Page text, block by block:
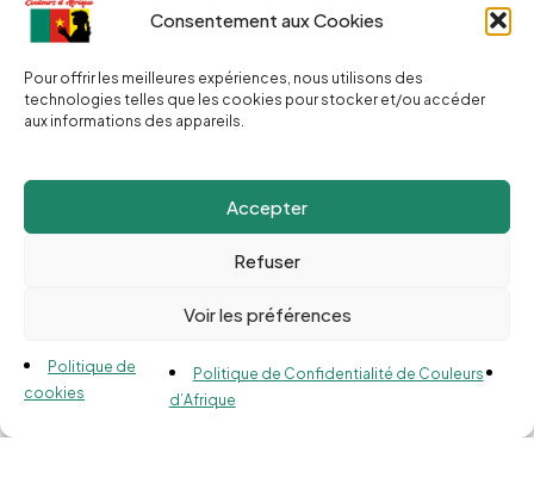
Consentement aux Cookies
Pour offrir les meilleures expériences, nous utilisons des
technologies telles que les cookies pour stocker et/ou accéder
aux informations des appareils.
Accepter
Refuser
Voir les préférences
Politique de
cookies
Politique de Confidentialité de Couleurs
d’Afrique
Envoyez un message
couleursdafrique974.com
Couleurs d’Afrique 974